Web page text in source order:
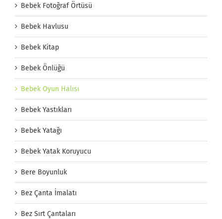
Bebek Fotoğraf Örtüsü
Bebek Havlusu
Bebek Kitap
Bebek Önlüğü
Bebek Oyun Halısı
Bebek Yastıkları
Bebek Yatağı
Bebek Yatak Koruyucu
Bere Boyunluk
Bez Çanta İmalatı
Bez Sırt Çantaları